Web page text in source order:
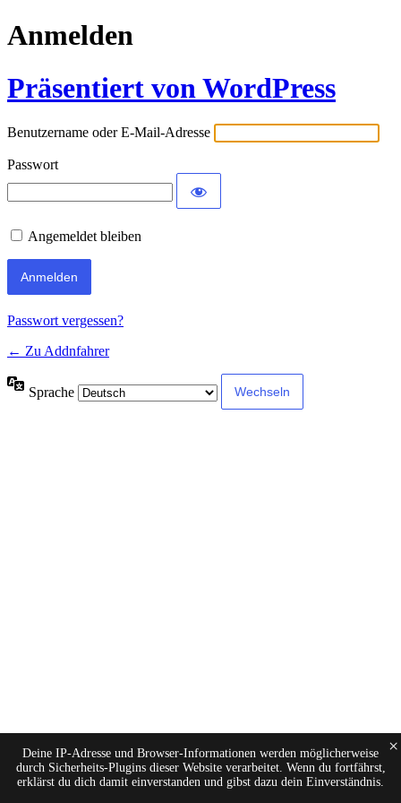
Anmelden
Präsentiert von WordPress
Benutzername oder E-Mail-Adresse
Passwort
Angemeldet bleiben
Passwort vergessen?
← Zu Addnfahrer
Sprache
Deine IP-Adresse und Browser-Informationen werden möglicherweise
durch Sicherheits-Plugins dieser Website verarbeitet. Wenn du fortfährst,
erklärst du dich damit einverstanden und gibst dazu dein Einverständnis.
×